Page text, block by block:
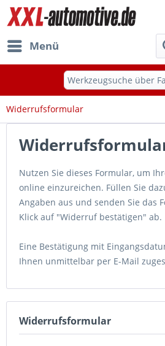
Menü
Werkzeugsuche über
Widerrufsformular
Nutzen Sie dieses Formular, um
online einzureichen. Füllen Sie
Angaben aus und senden Sie das
Klick auf "Widerruf bestätigen" ab.
Eine Bestätigung mit
Ihnen unmittelbar per E-Mail
Widerrufsformular